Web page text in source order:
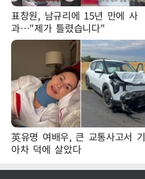
표창원, 남규리에 15년 만에 사
과…"제가 틀렸습니다"
英유명 여배우, 큰 교통사고서 기
아차 덕에 살았다